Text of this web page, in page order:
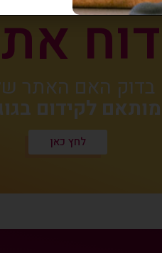
דוח
בדוק האם האתר
מותאם לקידום
לחץ כאן